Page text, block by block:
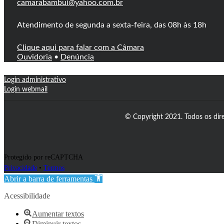
camarabambui@yahoo.com.br
Atendimento de segunda a sexta-feira, das 08h às 18h
Clique aqui para falar com a Câmara
Ouvidoria • Denúncia
Login administrativo
Login webmail
© Copyright 2021. Todos os
Protegido por reCAPTCHA
Privacidade • Termos
Abrir a barra de ferramentas
Acessibilidade
Aumentar textos